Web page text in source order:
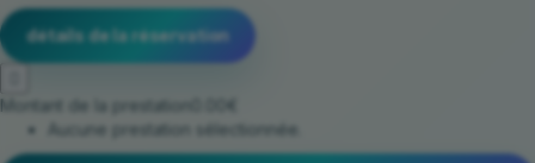
détails de la réservation
Montant de la prestation
0.00€
Aucune prestation sélectionnée.